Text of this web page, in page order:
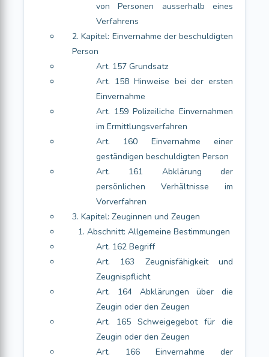
von Personen ausserhalb eines
Verfahrens
2. Kapitel: Einvernahme der beschuldigten
Person
Art. 157 Grundsatz
Art. 158 Hinweise bei der ersten
Einvernahme
Art. 159 Polizeiliche Einvernahmen
im Ermittlungsverfahren
Art. 160 Einvernahme einer
geständigen beschuldigten Person
Art. 161 Abklärung der
persönlichen Verhältnisse im
Vorverfahren
3. Kapitel: Zeuginnen und Zeugen
1. Abschnitt: Allgemeine Bestimmungen
Art. 162 Begriff
Art. 163 Zeugnisfähigkeit und
Zeugnispflicht
Art. 164 Abklärungen über die
Zeugin oder den Zeugen
Art. 165 Schweigegebot für die
Zeugin oder den Zeugen
Art. 166 Einvernahme der